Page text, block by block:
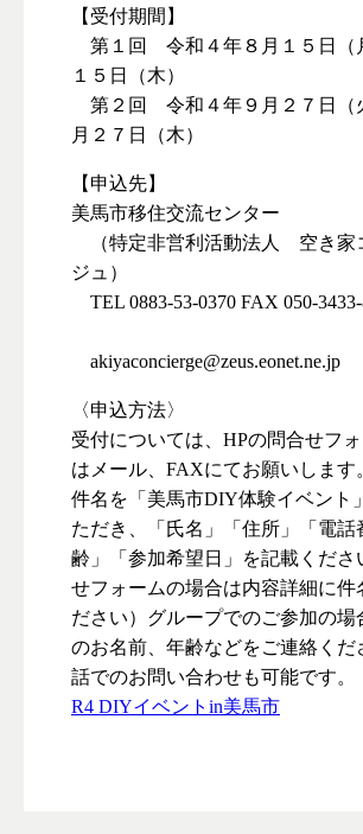
【受付期間】
第１回 令和４年８月１５日（
１５日（木）
第２回 令和４年９月２７日（
月２７日（木）
【申込先】
美馬市移住交流センター
（特定非営利活動法人 空き家
ジュ）
TEL 0883-53-0370 FAX 050-
akiyaconcierge@zeus.eonet.ne.jp
〈申込方法〉
受付については、HPの問合せフォ
はメール、FAXにてお願いします
件名を「美馬市DIY体験イベント
ただき、「氏名」「住所」「電話
齢」「参加希望日」を記載くださ
せフォームの場合は内容詳細に件
ださい）グループでのご参加の場
のお名前、年齢などをご連絡く
話でのお問い合わせも可能です。
R4 DIYイベントin美馬市